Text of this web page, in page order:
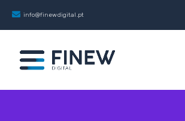
info@finewdigital.pt